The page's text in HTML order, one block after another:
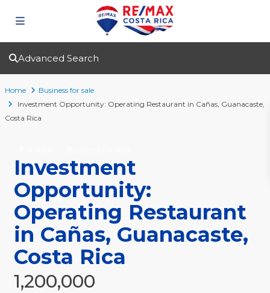
Advanced Search
Home
Business for sale
Investment Opportunity: Operating Restaurant in Cañas, Guanacaste,
Costa Rica
Investment
Opportunity:
Operating Restaurant
in Cañas, Guanacaste,
Costa Rica
1,200,000